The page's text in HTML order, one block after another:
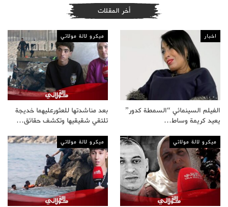
أخر المقلات
اخبار
الفيلم السينمائي “السمطة كدور”
يعيد كريمة وساط…
ميكرو لالة مولاتي
بعد مناشدتها للعثورعليهما خديجة
تلتقي شقيقيها وتكشف حقائق…
ميكرو لالة مولاتي ميكرو لالة مولاتي